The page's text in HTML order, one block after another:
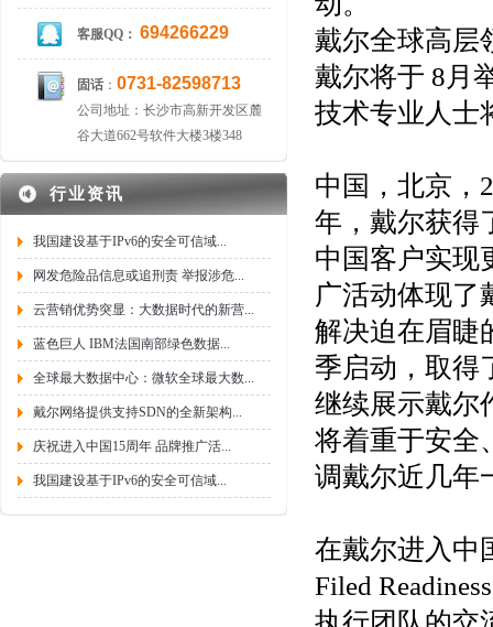
戴尔全球高层
戴尔将于 8月
技术专业人士
中国，北京，
年，戴尔获得
中国客户实现
广活动体现了
解决迫在眉睫
季启动，取得
继续展示戴尔
将着重于安全
调戴尔近几年
在戴尔进入中
Filed
客服QQ： 694266229
固话 ：0731-82598713
公司地址：长沙市高新开发区麓
谷大道662号软件大楼3楼348
行业资讯
我国建设基于IPv6的安全可信域...
网发危险品信息或追刑责 举报涉危...
云营销优势突显：大数据时代的新营...
蓝色巨人 IBM法国南部绿色数据...
全球最大数据中心：微软全球最大数...
戴尔网络提供支持SDN的全新架构...
庆祝进入中国15周年 品牌推广活...
我国建设基于IPv6的安全可信域...